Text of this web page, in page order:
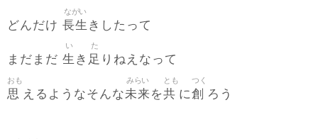
どんだけ 長生
ながい
きしたって
まだまだ 生
い
き 足
た
りねえなって
思
おも
えるようなそんな未来
みらい
を共
とも
に創
つく
ろう